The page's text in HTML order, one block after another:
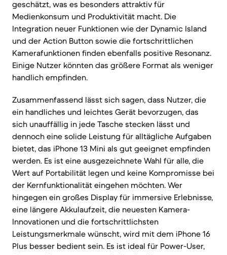
geschätzt, was es besonders attraktiv für
Medienkonsum und Produktivität macht. Die
Integration neuer Funktionen wie der Dynamic Island
und der Action Button sowie die fortschrittlichen
Kamerafunktionen finden ebenfalls positive Resonanz.
Einige Nutzer könnten das größere Format als weniger
handlich empfinden.
Zusammenfassend lässt sich sagen, dass Nutzer, die
ein handliches und leichtes Gerät bevorzugen, das
sich unauffällig in jede Tasche stecken lässt und
dennoch eine solide Leistung für alltägliche Aufgaben
bietet, das iPhone 13 Mini als gut geeignet empfinden
werden. Es ist eine ausgezeichnete Wahl für alle, die
Wert auf Portabilität legen und keine Kompromisse bei
der Kernfunktionalität eingehen möchten. Wer
hingegen ein großes Display für immersive Erlebnisse,
eine längere Akkulaufzeit, die neuesten Kamera-
Innovationen und die fortschrittlichsten
Leistungsmerkmale wünscht, wird mit dem iPhone 16
Plus besser bedient sein. Es ist ideal für Power-User,